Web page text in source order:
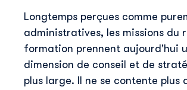
Longtemps perçues comme
administratives, les missions du
formation prennent aujourd'hui
dimension de conseil et de
plus large. Il ne se contente plus